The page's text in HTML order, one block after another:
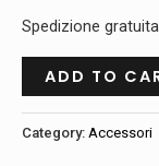
Spedizione gratuita.
ADD TO
Category: Accessori